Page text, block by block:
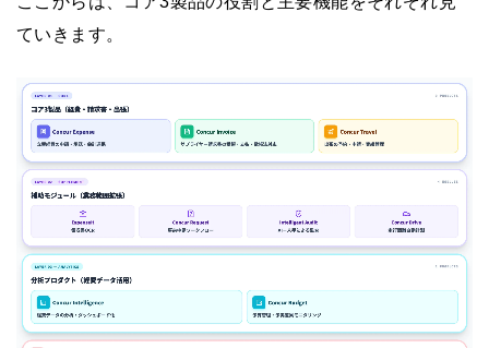
ていきます。